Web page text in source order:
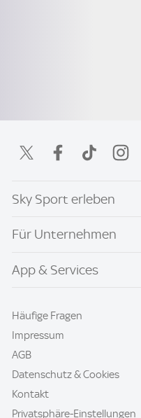
Sky Sport erleben
Für Unternehmen
App & Services
Häufige Fragen
Impressum
AGB
Datenschutz & Cookies
Kontakt
Privatsphäre-Einstellungen